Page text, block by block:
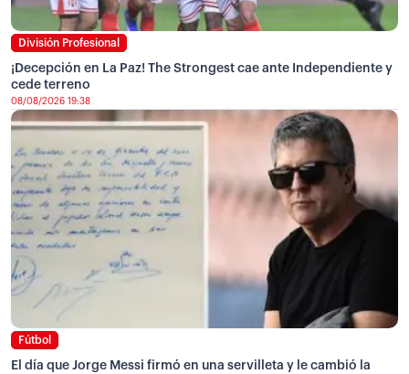
División Profesional
¡Decepción en La Paz! The Strongest cae ante Independiente y
cede terreno
08/08/2026 19:38
Fútbol
El día que Jorge Messi firmó en una servilleta y le cambió la